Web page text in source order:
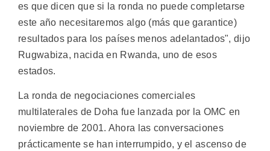
es que dicen que si la ronda no puede completarse
este año necesitaremos algo (más que garantice)
resultados para los países menos adelantados", dijo
Rugwabiza, nacida en Rwanda, uno de esos
estados.
La ronda de negociaciones comerciales
multilaterales de Doha fue lanzada por la OMC en
noviembre de 2001. Ahora las conversaciones
prácticamente se han interrumpido, y el ascenso de